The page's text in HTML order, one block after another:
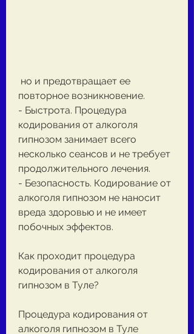
повторное возникновение.
- Быстрота. Процедура
кодирования от алкоголя
гипнозом занимает всего
несколько сеансов и не требует
продолжительного лечения.
- Безопасность. Кодирование от
алкоголя гипнозом не наносит
вреда здоровью и не имеет
побочных эффектов.
Как проходит процедура
кодирования от алкоголя
гипнозом в Туле?
Процедура кодирования от
алкоголя гипнозом в Туле